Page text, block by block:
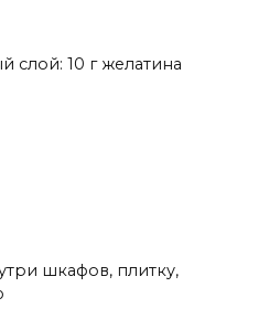
слой: 10 г желатина
шкафов, плитку,